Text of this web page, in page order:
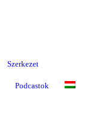
Szerkezet
Podcastok